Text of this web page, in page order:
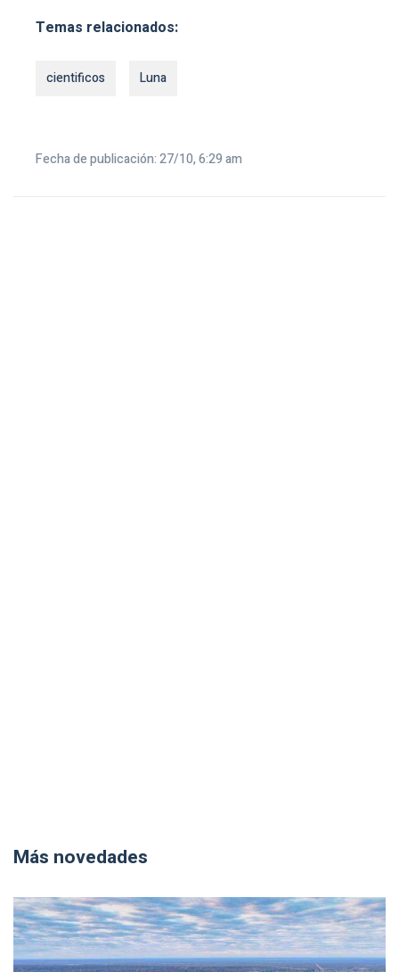
Temas relacionados:
cientificos Luna
Fecha de publicación: 27/10, 6:29 am
Más novedades